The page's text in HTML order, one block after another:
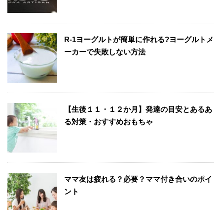
R-1ヨーグルトが簡単に作れる?ヨーグルトメ
ーカーで失敗しない方法
【生後１１・１２か月】発達の目安とあるあ
る対策・おすすめおもちゃ
ママ友は疲れる？必要？ママ付き合いのポイ
ント